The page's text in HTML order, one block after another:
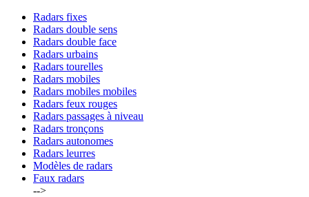
Radars fixes
Radars double sens
Radars double face
Radars urbains
Radars tourelles
Radars mobiles
Radars mobiles mobiles
Radars feux rouges
Radars passages à niveau
Radars tronçons
Radars autonomes
Radars leurres
Modèles de radars
Faux radars
-->